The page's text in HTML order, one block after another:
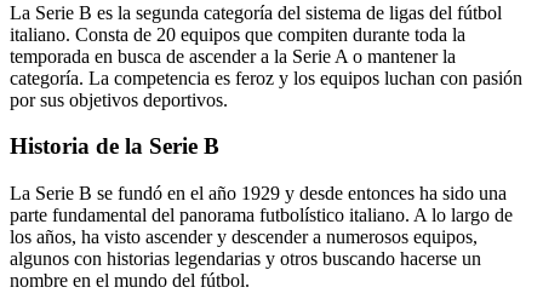
La Serie B es la segunda categoría del sistema de ligas del fútbol
italiano. Consta de 20 equipos que compiten durante toda la
temporada en busca de ascender a la Serie A o mantener la
categoría. La competencia es feroz y los equipos luchan con pasión
por sus objetivos deportivos.
Historia de la Serie B
La Serie B se fundó en el año 1929 y desde entonces ha sido una
parte fundamental del panorama futbolístico italiano. A lo largo de
los años, ha visto ascender y descender a numerosos equipos,
algunos con historias legendarias y otros buscando hacerse un
nombre en el mundo del fútbol.